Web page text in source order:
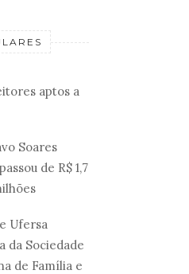
aptos a
Soares
de R$ 1,7
Ufersa
da Sociedade
de Família e